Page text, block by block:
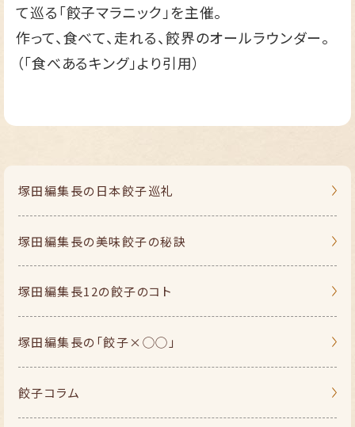
て巡る「餃子マラニック」を主催。
作って、食べて、走れる、餃界のオールラウンダー。
（「食べあるキング」より引用）
塚田編集長の 日本餃子巡礼
塚田編集長の美味餃子の秘訣
塚田編集長12の餃子のコト
塚田編集長の 「餃子×◯◯」
餃子コラム